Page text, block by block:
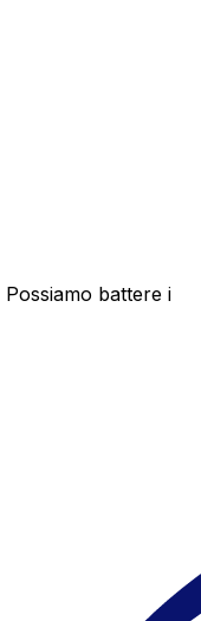
Possiamo battere i